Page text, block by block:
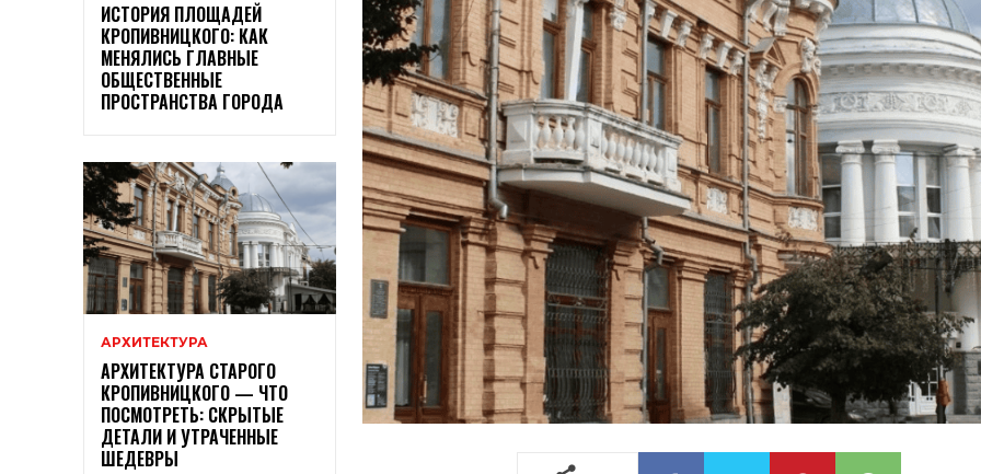
ИСТОРИЯ ПЛОЩАДЕЙ
КРОПИВНИЦКОГО: КАК
МЕНЯЛИСЬ ГЛАВНЫЕ
ОБЩЕСТВЕННЫЕ
ПРОСТРАНСТВА ГОРОДА
АРХИТЕКТУРА
АРХИТЕКТУРА СТАРОГО
КРОПИВНИЦКОГО — ЧТО
ПОСМОТРЕТЬ: СКРЫТЫЕ
ДЕТАЛИ И УТРАЧЕННЫЕ
ШЕДЕВРЫ